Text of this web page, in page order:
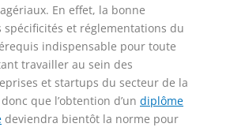
En effet, la bonne
spécificités et réglementations du
indispensable pour toute
travailler au sein des
et startups du secteur de la
que l’obtention d’un diplôme
deviendra bientôt la norme pour